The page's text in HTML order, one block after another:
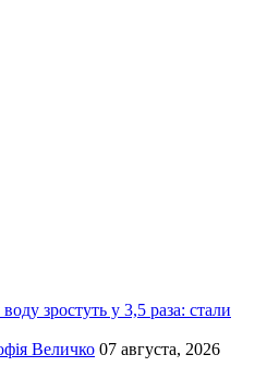
зростуть у 3,5 раза: стали
Величко 07 августа, 2026